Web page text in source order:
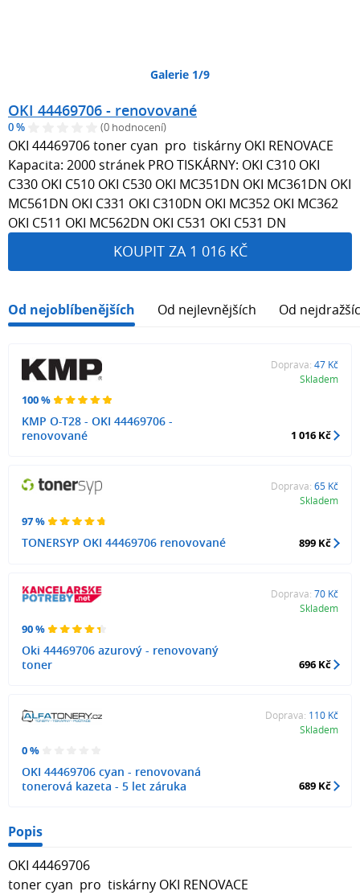
Galerie 1/9
OKI 44469706 - renovované
0 % (0 hodnocení)
OKI 44469706 toner cyan pro tiskárny OKI RENOVACE
Kapacita: 2000 stránek PRO TISKÁRNY: OKI C310 OKI
C330 OKI C510 OKI C530 OKI MC351DN OKI MC361DN OKI
MC561DN OKI C331 OKI C310DN OKI MC352 OKI MC362
OKI C511 OKI MC562DN OKI C531 OKI C531 DN
KOUPIT ZA 1 016 KČ
Od nejoblíbenějších Od nejlevnějších Od
100 %
KMP O-T28 - OKI 44469706 -
renovované
Doprava: 47 Kč
Skladem
1 016 Kč
97 %
TONERSYP OKI 44469706 renovované
Doprava: 65 Kč
Skladem
899 Kč
90 %
Oki 44469706 azurový - renovovaný
toner
Doprava: 70 Kč
Skladem
696 Kč
0 %
OKI 44469706 cyan - renovovaná
tonerová kazeta - 5 let záruka
Doprava: 110 Kč
Skladem
689 Kč
Popis
OKI 44469706
toner cyan pro tiskárny OKI RENOVACE